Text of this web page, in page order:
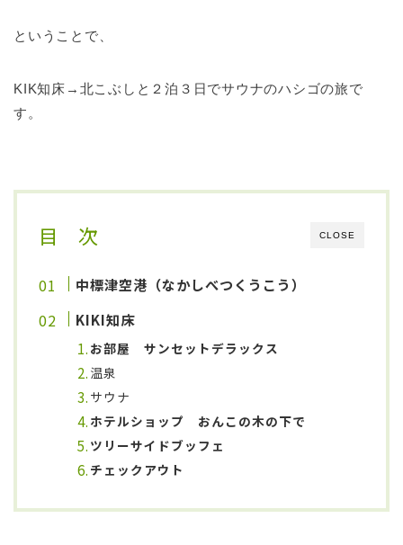
ということで、
KIK知床→北こぶしと２泊３日でサウナのハシゴの旅で
す。
CLOSE
目 次
中標津空港（なかしべつくうこう）
KIKI知床
お部屋 サンセットデラックス
温泉
サウナ
ホテルショップ
おんこの木の下で
ツリーサイドブッフェ
チェックアウト